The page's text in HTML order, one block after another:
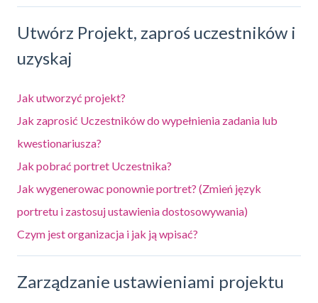
Utwórz Projekt, zaproś uczestników i
uzyskaj
Jak utworzyć projekt?
Jak zaprosić Uczestników do wypełnienia zadania lub
kwestionariusza?
Jak pobrać portret Uczestnika?
Jak wygenerowac ponownie portret? (Zmień język
portretu i zastosuj ustawienia dostosowywania)
Czym jest organizacja i jak ją wpisać?
Zarządzanie ustawieniami projektu